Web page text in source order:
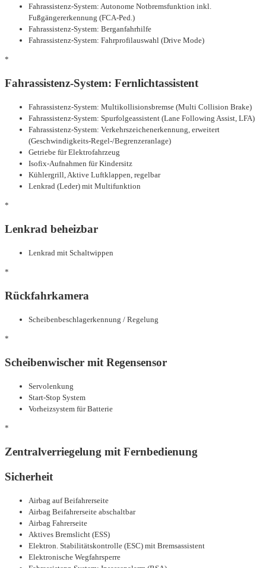
Fahrassistenz-System: Autonome Notbremsfunktion inkl.
Fußgängererkennung (FCA-Ped.)
Fahrassistenz-System: Berganfahrhilfe
Fahrassistenz-System: Fahrprofilauswahl (Drive Mode)
*
Fahrassistenz-System: Fernlichtassistent
Fahrassistenz-System: Multikollisionsbremse (Multi Collision Brake)
Fahrassistenz-System: Spurfolgeassistent (Lane Following Assist, LFA)
Fahrassistenz-System: Verkehrszeichenerkennung, erweitert
(Geschwindigkeits-Regel-/Begrenzeranlage)
Getriebe für Elektrofahrzeug
Isofix-Aufnahmen für Kindersitz
Kühlergrill, Aktive Luftklappen, regelbar
Lenkrad (Leder) mit Multifunktion
*
Lenkrad beheizbar
Lenkrad mit Schaltwippen
*
Rückfahrkamera
Scheibenbeschlagerkennung / Regelung
*
Scheibenwischer mit Regensensor
Servolenkung
Start-Stop System
Vorheizsystem für Batterie
*
Zentralverriegelung mit Fernbedienung
Sicherheit
Airbag auf Beifahrerseite
Airbag Beifahrerseite abschaltbar
Airbag Fahrerseite
Aktives Bremslicht (ESS)
Elektron. Stabilitätskontrolle (ESC) mit Bremsassistent
Elektronische Wegfahrsperre